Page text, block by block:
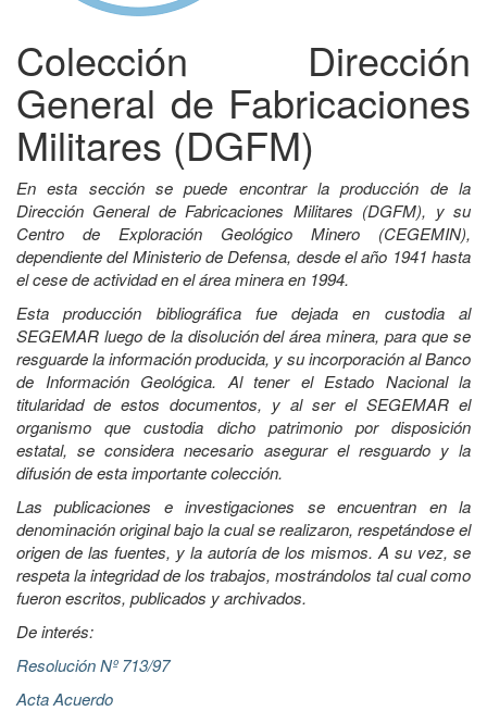
Colección Dirección
General de Fabricaciones
Militares (DGFM)
En esta sección se puede encontrar la producción de la
Dirección General de Fabricaciones Militares (DGFM), y su
Centro de Exploración Geológico Minero (CEGEMIN),
dependiente del Ministerio de Defensa, desde el año 1941 hasta
el cese de actividad en el área minera en 1994.
Esta producción bibliográfica fue dejada en custodia al
SEGEMAR luego de la disolución del área minera, para que se
resguarde la información producida, y su incorporación al Banco
de Información Geológica. Al tener el Estado Nacional la
titularidad de estos documentos, y al ser el SEGEMAR el
organismo que custodia dicho patrimonio por disposición
estatal, se considera necesario asegurar el resguardo y la
difusión de esta importante colección.
Las publicaciones e investigaciones se encuentran en la
denominación original bajo la cual se realizaron, respetándose el
origen de las fuentes, y la autoría de los mismos. A su vez, se
respeta la integridad de los trabajos, mostrándolos tal cual como
fueron escritos, publicados y archivados.
De interés:
Resolución Nº 713/97
Acta Acuerdo